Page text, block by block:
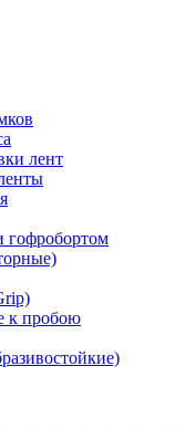
лент
гофробортом
к пробою